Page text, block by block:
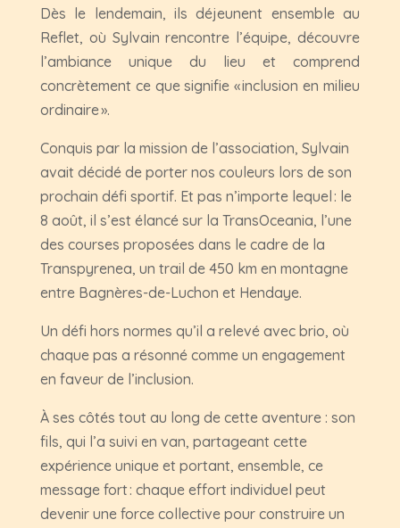
Dès le lendemain, ils déjeunent ensemble au
Reflet, où Sylvain rencontre l’équipe, découvre
l’ambiance unique du lieu et comprend
concrètement ce que signifie « inclusion en milieu
ordinaire ».
Conquis par la mission de l’association, Sylvain
avait décidé de porter nos couleurs lors de son
prochain défi sportif. Et pas n’importe lequel : le
8 août, il s’est élancé sur la TransOceania, l’une
des courses proposées dans le cadre de la
Transpyrenea, un trail de 450 km en montagne
entre Bagnères-de-Luchon et Hendaye.
Un défi hors normes qu’il a relevé avec brio, où
chaque pas a résonné comme un engagement
en faveur de l’inclusion.
À ses côtés tout au long de cette aventure : son
fils, qui l’a suivi en van, partageant cette
expérience unique et portant, ensemble, ce
message fort : chaque effort individuel peut
devenir une force collective pour construire un